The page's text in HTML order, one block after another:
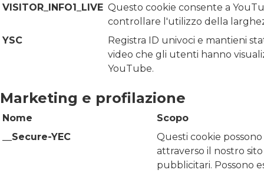
VISITOR_INFO1_LIVE Questo cookie consente a
controllare l'utilizzo della
YSC
Registra ID univoci e mantieni
video che gli utenti hanno
YouTube.
Marketing e profilazione
Nome
Scopo
__Secure-YEC
Questi cookie
attraverso il nostro
pubblicitari. Possono